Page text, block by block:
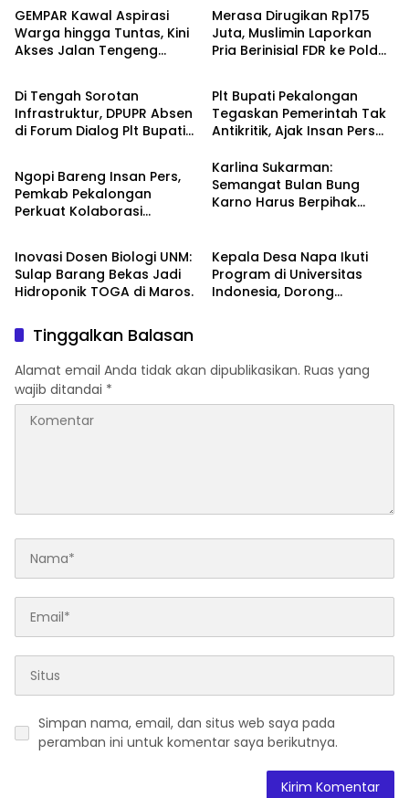
Hukum
GEMPAR Kawal Aspirasi
Warga hingga Tuntas, Kini
Akses Jalan Tengeng
Merasa Dirugikan Rp175
Juta, Muslimin Laporkan
Pria Berinisial FDR ke Polda
Berita
Di Tengah Sorotan
Infrastruktur, DPUPR Absen
di Forum Dialog Plt Bupati
Berita
Plt Bupati Pekalongan
Tegaskan Pemerintah Tak
Antikritik, Ajak Insan Pers
Keterbukaan Informasi
Berita
Ngopi Bareng Insan Pers,
Pemkab Pekalongan
Perkuat Kolaborasi
Karlina Sukarman:
Semangat Bulan Bung
Karno Harus Berpihak
Dukungan bagi UMKM
Berita
Inovasi Dosen Biologi UNM:
Sulap Barang Bekas Jadi
Hidroponik TOGA di Maros.
Kepala Desa Napa Ikuti
Program di Universitas
Indonesia, Dorong
Tinggalkan Balasan
Alamat email Anda tidak akan dipublikasikan. Ruas yang
wajib ditandai *
Simpan nama, email, dan situs web saya pada
peramban ini untuk komentar saya berikutnya.